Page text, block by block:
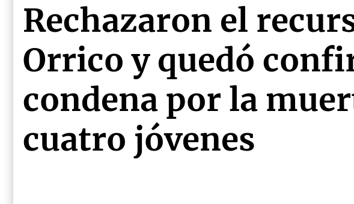
Rechazaron el
Orrico y quedó
condena por la
cuatro jóvenes